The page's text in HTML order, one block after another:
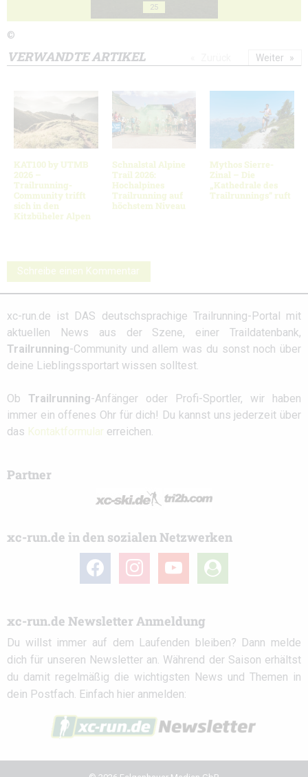
25
©
VERWANDTE ARTIKEL
KAT100 by UTMB
2026 –
Trailrunning-
Community trifft
sich in den
Kitzbüheler Alpen
Schnalstal Alpine
Trail 2026:
Hochalpines
Trailrunning auf
höchstem Niveau
Mythos Sierre-
Zinal – Die
„Kathedrale des
Trailrunnings“ ruft
Weiter
Schreibe einen Kommentar
xc-run.de ist DAS deutschsprachige Trailrunning-Portal mit
aktuellen News aus der Szene, einer Traildatenbank,
Trailrunning-Community und allem was du sonst noch über
deine Lieblingssportart wissen solltest.
Ob Trailrunning-Anfänger oder Profi-Sportler, wir haben
immer ein offenes Ohr für dich! Du kannst uns jederzeit über
das Kontaktformular erreichen.
Partner
xc-run.de in den sozialen Netzwerken
facebook instagramyoutube
user-
circle
xc-run.de Newsletter Anmeldung
Du willst immer auf dem Laufenden bleiben? Dann melde
dich für unseren Newsletter an. Während der Saison erhältst
du damit regelmäßig die wichtigsten News und Themen in
dein Postfach. Einfach hier anmelden: